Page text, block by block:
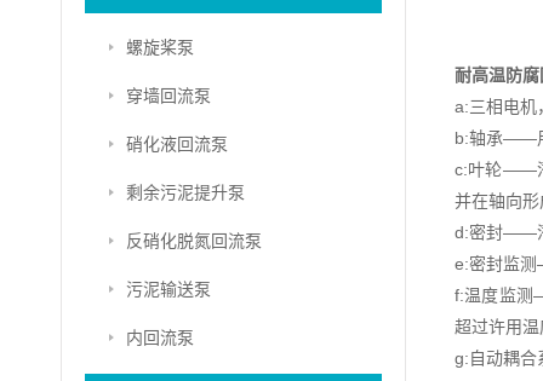
螺旋桨泵
穿墙回流泵
硝化液回流泵
剩余污泥提升泵
反硝化脱氮回流泵
污泥输送泵
内回流泵
耐高温防
a:三相电机
b:轴承——
c:叶轮——
并在轴向
d:密封——
e:密封监测
f:温度监测
超过许用
g:自动耦